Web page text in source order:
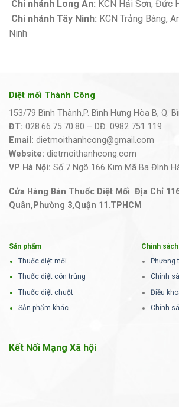
Chi nhánh Long An: KCN Hải Sơn, Đức
Chi nhánh Tây Ninh: KCN Trảng Bàng,
Ninh
Diệt mối Thành Công
153/79 Bình Thành,P. Bình Hưng Hòa B, Q.
ĐT: 028.66.75.70.80 – DĐ: 0982 751 119
Email: dietmoithanhcong@gmail.com
Website: dietmoithanhcong.com
VP Hà Nội: Số 7 Ngõ 166 Kim Mã Ba Đình
Cửa Hàng Bán Thuốc Diệt Mối Địa Chỉ
Quân,Phường 3,Quận 11.TPHCM
Sản phẩm
Thuốc diệt mối
Thuốc diệt côn trùng
Thuốc diệt chuột
Sản phẩm khác
Chính sách
Phương
Chính
Điều
Chính
Kết Nối Mạng Xã hội